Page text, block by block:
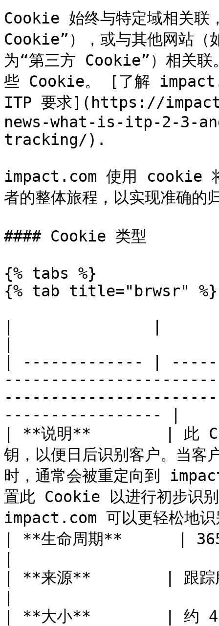
Cookie 始终与特定域相关联
Cookie”），或与其他网站
为“第三方 Cookie”）相关联
些 Cookie。 [了解
ITP 要求](https://
news-what-is-itp-2-3-
tracking/).
impact.com 使用 cookie 将
者的整体旅程，以实现准确的
#### Cookie 类型
{% tabs %}
{% tab title="brwsr" %}
| ------------- |
----------------- |
| **说明**        | 此
钥，以便日后识别客户。当客
时，通常会被重定向到
置此 Cookie 以进行初步识别
impact.com 可以更轻松地
| **生命周期**      |
| **来源**        | 跟踪
| **大小**        | 约 40